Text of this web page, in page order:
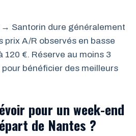
→ Santorin dure généralement
prix A/R observés en basse
120 €. Réserve au moins 3
pour bénéficier des meilleurs
pour un week-end
de Nantes ?